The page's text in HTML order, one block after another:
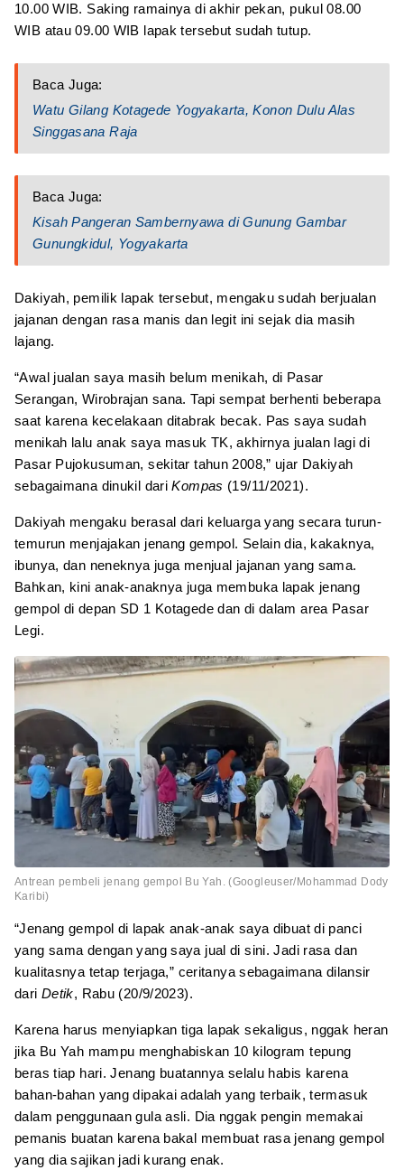
10.00 WIB. Saking ramainya di akhir pekan, pukul 08.00
WIB atau 09.00 WIB lapak tersebut sudah tutup.
Baca Juga:
Watu Gilang Kotagede Yogyakarta, Konon Dulu Alas
Singgasana Raja
Baca Juga:
Kisah Pangeran Sambernyawa di Gunung Gambar
Gunungkidul, Yogyakarta
Dakiyah, pemilik lapak tersebut, mengaku sudah berjualan
jajanan dengan rasa manis dan legit ini sejak dia masih
lajang.
“Awal jualan saya masih belum menikah, di Pasar
Serangan, Wirobrajan sana. Tapi sempat berhenti beberapa
saat karena kecelakaan ditabrak becak. Pas saya sudah
menikah lalu anak saya masuk TK, akhirnya jualan lagi di
Pasar Pujokusuman, sekitar tahun 2008,” ujar Dakiyah
sebagaimana dinukil dariKompas (19/11/2021).
Dakiyah mengaku berasal dari keluarga yang secara turun-
temurun menjajakan jenang gempol. Selain dia, kakaknya,
ibunya, dan neneknya juga menjual jajanan yang sama.
Bahkan, kini anak-anaknya juga membuka lapak jenang
gempol di depan SD 1 Kotagede dan di dalam area Pasar
Legi.
Antrean pembeli jenang gempol Bu Yah. (Googleuser/Mohammad Dody
Karibi)
“Jenang gempol di lapak anak-anak saya dibuat di panci
yang sama dengan yang saya jual di sini. Jadi rasa dan
kualitasnya tetap terjaga,” ceritanya sebagaimana dilansir
dari Detik, Rabu (20/9/2023).
Karena harus menyiapkan tiga lapak sekaligus, nggak heran
jika Bu Yah mampu menghabiskan 10 kilogram tepung
beras tiap hari. Jenang buatannya selalu habis karena
bahan-bahan yang dipakai adalah yang terbaik, termasuk
dalam penggunaan gula asli. Dia nggak pengin memakai
pemanis buatan karena bakal membuat rasa jenang gempol
yang dia sajikan jadi kurang enak.